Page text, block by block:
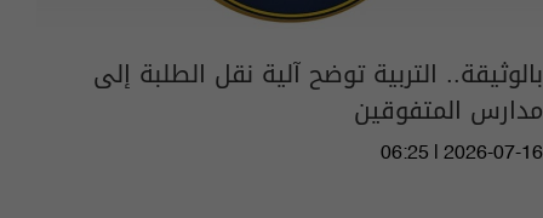
بالوثيقة.. التربية توضح آلية نقل الطلبة إلى
مدارس المتفوقين
06:25 | 2026-07-16